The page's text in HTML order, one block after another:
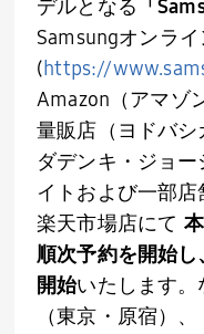
デルとなる 「
Samsungオンラ
(https://
Amazon （アマ
量販店（ヨドバ
ダデンキ・ジョ
イトおよび一部店
楽天市場店にて
順次予約を開始し
開始いたします。
（東京・原宿）、